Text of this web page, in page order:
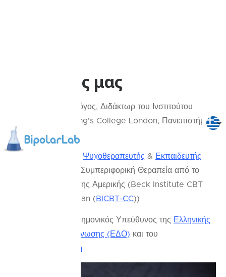
Ο Ιδρυτής μας
Κλινικός Ψυχολόγος, Διδάκτωρ του Ινστιτούτου
Ψυχιατρικής, King's College London, Πανεπιστήμιο
του Λονδίνου
Ψυχοθεραπευτής & Εκπαιδευτής
στη Γνωσιακή - Συμπεριφορική Θεραπεία από το
της Αμερικής (Beck Institute CBT
Certified Clinician (BICBT-CC))
Ιδρυτής & Επιστημονικός Υπεύθυνος της Ελληνικής
Διπολικής Οργάνωσης (ΕΔΟ) και του
BipolarLab.com